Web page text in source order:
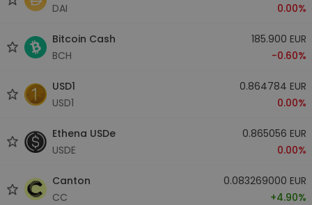
DAI
0.00%
Bitcoin Cash
BCH
185.900 EUR
-0.60%
USD1
USD1
0.864784 EUR
0.00%
Ethena USDe
USDE
0.865056 EUR
0.00%
Canton
CC
0.083269000 EUR
+4.90%